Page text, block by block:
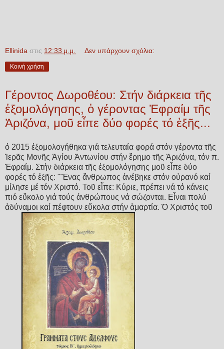
Ellinida στις 12:33 μ.μ. Δεν υπάρχουν σχόλια:
Κοινή χρήση
Γέροντος Δωροθέου: Στήν διάρκεια τῆς
ἐξομολόγησης, ὁ γέροντας Ἐφραίμ τῆς
Ἀριζόνα, μοῦ εἶπε δύο φορές τό ἑξῆς...
ό 2015 ἐξομολογήθηκα γιά τελευταία φορά στόν γέροντα τῆς
Ἱερᾶς Μονῆς Ἁγίου Ἀντωνίου στήν ἔρημο τῆς Ἀριζόνα, τόν π.
Ἐφραίμ. Στήν διάρκεια τῆς ἐξομολόγησης μοῦ εἶπε δύο
φορές τό ἑξῆς: "Ἕνας ἄνθρωπος ἀνέβηκε στόν οὐρανό καί
μίλησε μέ τόν Χριστό. Τοῦ εἶπε: Κύριε, πρέπει νά τό κάνεις
πιό εὔκολο γιά τούς ἀνθρώπους νά σώζονται. Εἶναι πολύ
ἀδύναμοι καί πέφτουν εὔκολα στήν ἁμαρτία. Ὁ Χριστός τοῦ